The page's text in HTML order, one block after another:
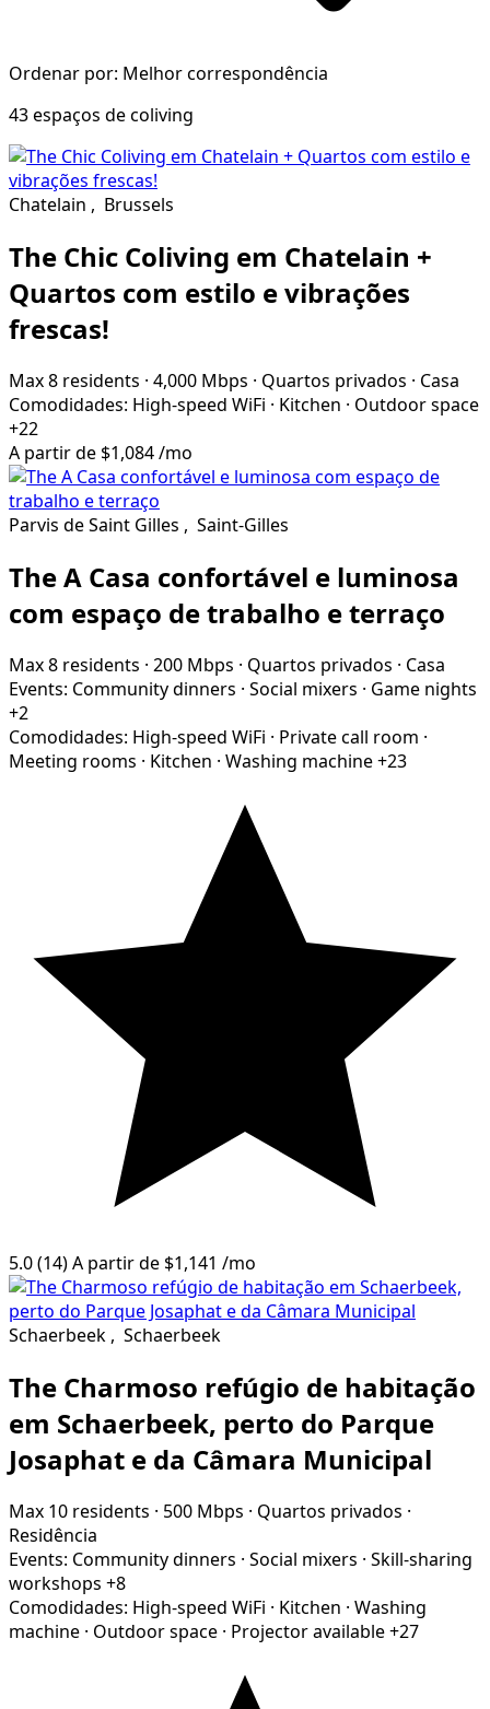
Ordenar por: Melhor correspondência
43 espaços de coliving
Chatelain , Brussels
The Chic Coliving em Chatelain +
Quartos com estilo e vibrações
frescas!
Max 8 residents · 4,000 Mbps · Quartos privados · Casa
Comodidades: High-speed WiFi · Kitchen · Outdoor space
+22
A partir de $1,084/mo
Parvis de Saint Gilles , Saint-Gilles
The A Casa confortável e luminosa
com espaço de trabalho e terraço
Max 8 residents · 200 Mbps · Quartos privados · Casa
Events: Community dinners · Social mixers · Game nights
+2
Comodidades: High-speed WiFi · Private call room ·
Meeting rooms · Kitchen · Washing machine+23
5.0(14)A partir de $1,141 /mo
Schaerbeek , Schaerbeek
The Charmoso refúgio de habitação
em Schaerbeek, perto do Parque
Josaphat e da Câmara Municipal
Max 10 residents · 500 Mbps · Quartos privados ·
Residência
Events: Community dinners · Social mixers · Skill-sharing
workshops +8
Comodidades: High-speed WiFi · Kitchen · Washing
machine · Outdoor space · Projector available+27